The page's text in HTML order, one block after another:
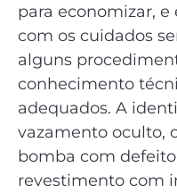
para economizar, e
com os cuidados
alguns
conhecimento
adequados. A
vazamento oculto,
bomba com
revestimento com